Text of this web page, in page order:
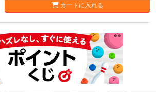
カートに入れる